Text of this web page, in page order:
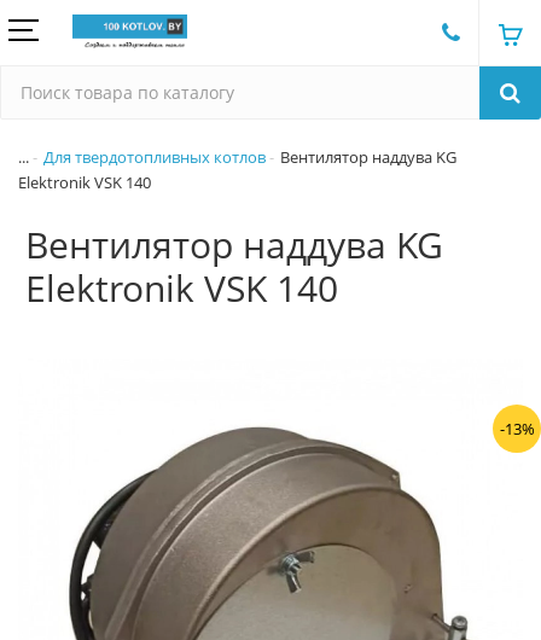
... Для твердотопливных котлов
Вентилятор наддува KG
Elektronik VSK 140
Вентилятор наддува KG
Elektronik VSK 140
-13%